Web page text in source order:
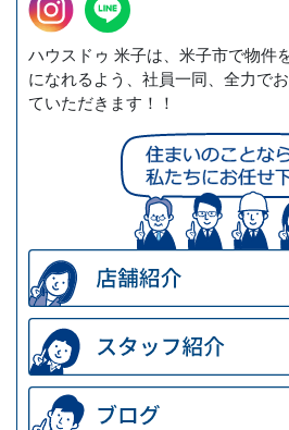
ハウスドゥ 米子は、米子市で物件
になれるよう、社員一同、全力で
ていただきます！！